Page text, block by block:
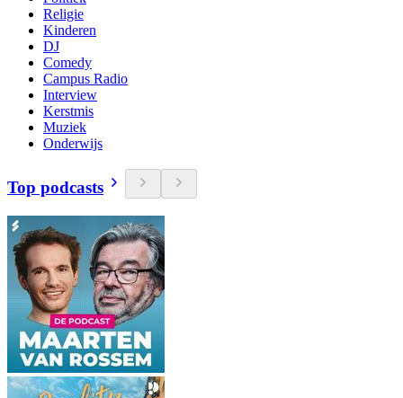
Religie
Kinderen
DJ
Comedy
Campus Radio
Interview
Kerstmis
Muziek
Onderwijs
Top podcasts